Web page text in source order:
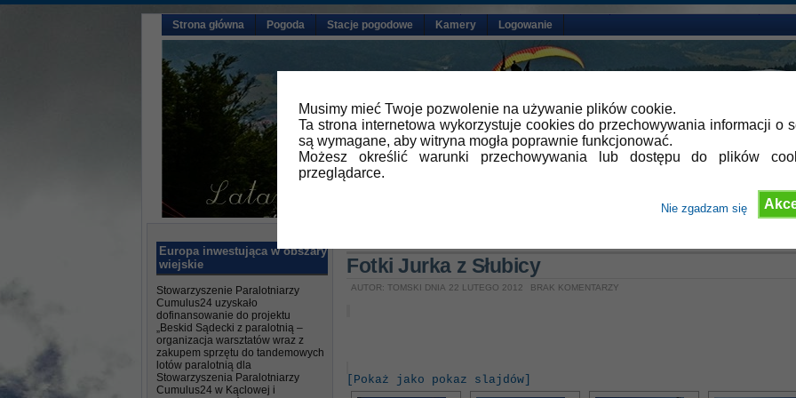
Musimy mieć Twoje pozwolenie na używanie plików cookie.
Ta strona internetowa wykorzystuje cookies do przechowywania informacji o
są wymagane, aby witryna mogła poprawnie funkcjonować.
Możesz określić warunki przechowywania lub dostępu do plików
przeglądarce.
Nie zgadzam się
Strona główna Pogoda Stacje pogodowe Kamery Logowanie
Europa inwestująca w obszary
wiejskie
Stowarzyszenie Paralotniarzy
Cumulus24 uzyskało
dofinansowanie do projektu
„Beskid Sądecki z paralotnią –
organizacja warsztatów wraz z
zakupem sprzętu do tandemowych
lotów paralotnią dla
Stowarzyszenia Paralotniarzy
Cumulus24 w Kąclowej i
Fotki Jurka z Słubicy
AUTOR: TOMSKI DNIA 22 LUTEGO 2012 BRAK KOMENTARZY
[Pokaż jako pokaz slajdów]